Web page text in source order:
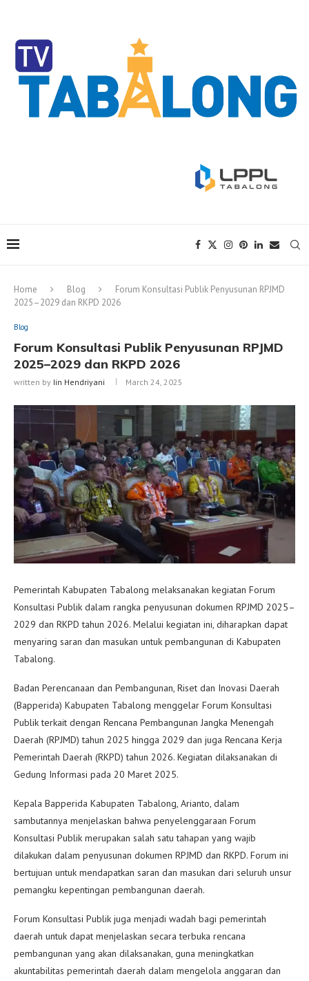
Home Blog
Forum Konsultasi Publik Penyusunan RPJMD
2025–2029 dan RKPD 2026
Blog
Forum Konsultasi Publik Penyusunan RPJMD
2025–2029 dan RKPD 2026
written by Iin Hendriyani March 24, 2025
Pemerintah Kabupaten Tabalong melaksanakan kegiatan Forum
Konsultasi Publik dalam rangka penyusunan dokumen RPJMD 2025–
2029 dan RKPD tahun 2026. Melalui kegiatan ini, diharapkan dapat
menyaring saran dan masukan untuk pembangunan di Kabupaten
Tabalong.
Badan Perencanaan dan Pembangunan, Riset dan Inovasi Daerah
(Bapperida) Kabupaten Tabalong menggelar Forum Konsultasi
Publik terkait dengan Rencana Pembangunan Jangka Menengah
Daerah (RPJMD) tahun 2025 hingga 2029 dan juga Rencana Kerja
Pemerintah Daerah (RKPD) tahun 2026. Kegiatan dilaksanakan di
Gedung Informasi pada 20 Maret 2025.
Kepala Bapperida Kabupaten Tabalong, Arianto, dalam
sambutannya menjelaskan bahwa penyelenggaraan Forum
Konsultasi Publik merupakan salah satu tahapan yang wajib
dilakukan dalam penyusunan dokumen RPJMD dan RKPD. Forum ini
bertujuan untuk mendapatkan saran dan masukan dari seluruh unsur
pemangku kepentingan pembangunan daerah.
Forum Konsultasi Publik juga menjadi wadah bagi pemerintah
daerah untuk dapat menjelaskan secara terbuka rencana
pembangunan yang akan dilaksanakan, guna meningkatkan
akuntabilitas pemerintah daerah dalam mengelola anggaran dan